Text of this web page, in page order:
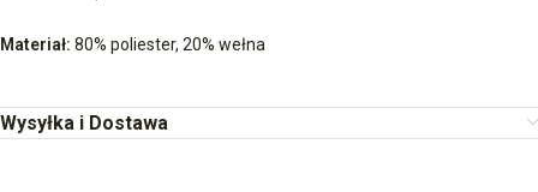
Materiał: 80% poliester, 20% wełna
Wysyłka i Dostawa